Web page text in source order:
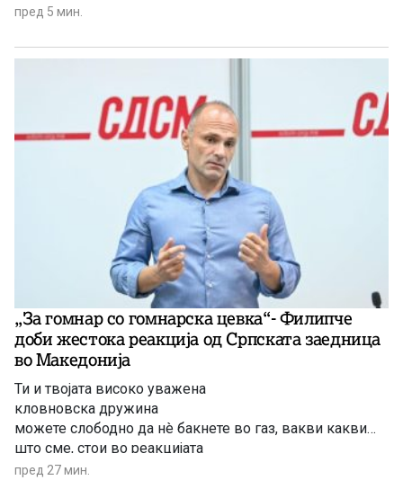
предлог, наводни заговори, тепачки, измислени
ДПМНЕ.
пред 5 мин.
„За гомнар со гомнарска цевка“- Филипче
доби жестока реакција од Српската заедница
во Македонија
Ти и твојата високо уважена
кловновска дружина
можете слободно да нè бакнете во газ, вакви какви
што сме, стои во реакцијата
пред 27 мин.